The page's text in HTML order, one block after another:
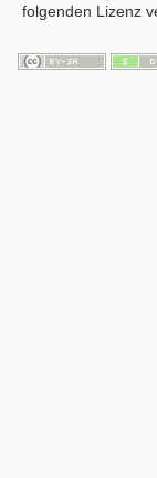
folgenden Lizenz